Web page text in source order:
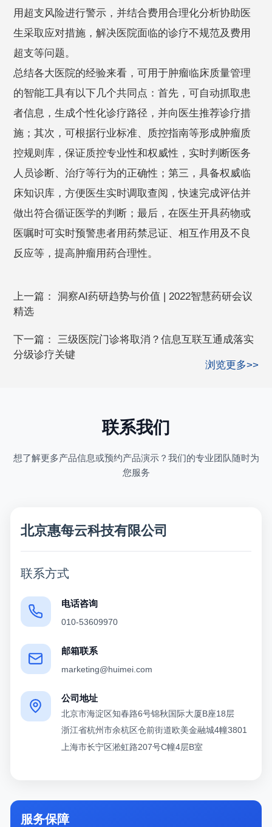
用超支风险进行警示，并结合费用合理化分析协助医
生采取应对措施，解决医院面临的诊疗不规范及费用
超支等问题。
总结各大医院的经验来看，可用于肿瘤临床质量管理
的智能工具有以下几个共同点：首先，可自动抓取患
者信息，生成个性化诊疗路径，并向医生推荐诊疗措
施；其次，可根据行业标准、质控指南等形成肿瘤质
控规则库，保证质控专业性和权威性，实时判断医务
人员诊断、治疗等行为的正确性；第三，具备权威临
床知识库，方便医生实时调取查阅，快速完成评估并
做出符合循证医学的判断；最后，在医生开具药物或
医嘱时可实时预警患者用药禁忌证、相互作用及不良
反应等，提高肿瘤用药合理性。
上一篇：洞察AI药研趋势与价值 | 2022智慧药研会议
精选
下一篇：三级医院门诊将取消？信息互联互通成落实
分级诊疗关键
浏览更多>>
联系我们
想了解更多产品信息或预约产品演示？我们的专业团队随时为
您服务
北京惠每云科技有限公司
联系方式
电话咨询
010-53609970
邮箱联系
marketing@huimei.com
公司地址
北京市海淀区知春路6号锦秋国际大厦B座18层
浙江省杭州市余杭区仓前街道欧美金融城4幢3801
上海市长宁区淞虹路207号C幢4层B室
服务保障